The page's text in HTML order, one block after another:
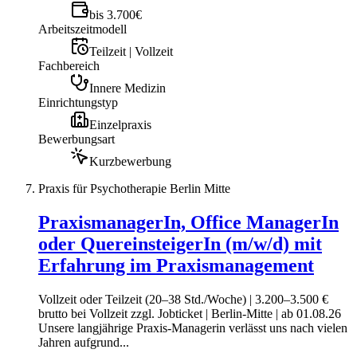
bis 3.700€
Arbeitszeitmodell
Teilzeit | Vollzeit
Fachbereich
Innere Medizin
Einrichtungstyp
Einzelpraxis
Bewerbungsart
Kurzbewerbung
Praxis für Psychotherapie Berlin Mitte
PraxismanagerIn, Office ManagerIn
oder QuereinsteigerIn (m/w/d) mit
Erfahrung im Praxismanagement
Vollzeit oder Teilzeit (20–38 Std./Woche) | 3.200–3.500 €
brutto bei Vollzeit zzgl. Jobticket | Berlin-Mitte | ab 01.08.26
Unsere langjährige Praxis-Managerin verlässt uns nach vielen
Jahren aufgrund...